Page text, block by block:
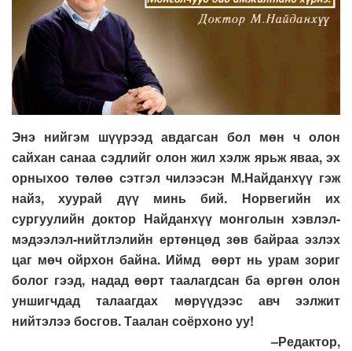
Энэ нийгэм шүүрээд авдагсан бол мөн ч олон
сайхан санаа сэдлийг олон жил хэлж ярьж яваа, эх
орныхоо төлөө сэтгэл чилээсэн М.Найданхүү гэж
найз, хуурай дүү минь бий. Норвегийн их
сургуулийн доктор Найданхүү монголын хэвлэл-
мэдээлэл-нийтлэлийн ертөнцөд зөв байраа эзлэх
цаг мөч ойрхон байна. Иймд өөрт нь урам зориг
болог гээд, надад өөрт таалагдсан ба өргөн олон
уншигчдад талаагдах мөрүүдээс авч ээлжит
нийтэлээ босгов. Таалан соёрхоно уу!
–Редактор,